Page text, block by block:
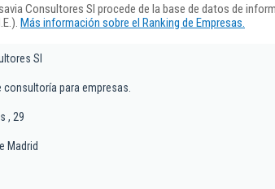
Consultores Sl procede de la base de datos de
Más información sobre el Ranking de Empresas.
Sl
consultoría para empresas.
, 29
Madrid